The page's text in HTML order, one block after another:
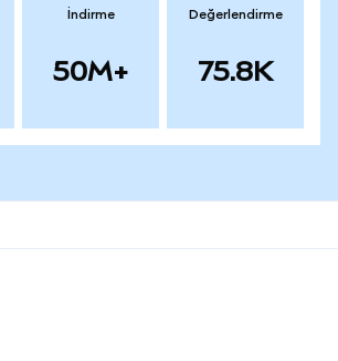
İndirme
50M+
Değerlendirme
75.8K